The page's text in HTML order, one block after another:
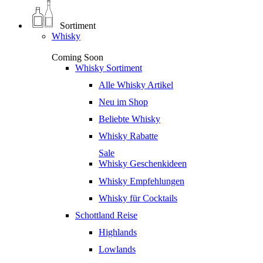
Sortiment
Whisky
Coming Soon
Whisky Sortiment
Alle Whisky Artikel
Neu im Shop
Beliebte Whisky
Whisky Rabatte
Sale
Whisky Geschenkideen
Whisky Empfehlungen
Whisky für Cocktails
Schottland Reise
Highlands
Lowlands